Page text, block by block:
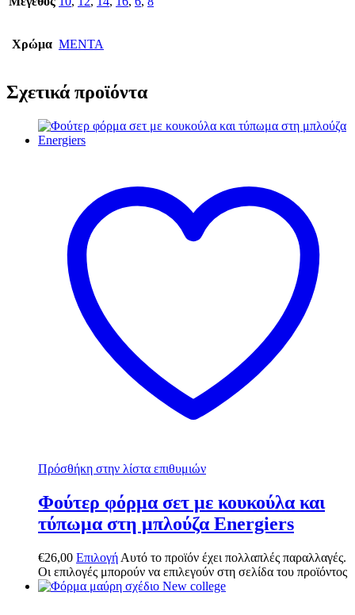
Χρώμα ΜΕΝΤΑ
Σχετικά προϊόντα
Πρόσθήκη στην λίστα επιθυμιών
Φούτερ φόρμα σετ με κουκούλα και
τύπωμα στη μπλούζα Energiers
€26,00 Επιλογή Αυτό το προϊόν έχει πολλαπλές παραλλαγές.
Οι επιλογές μπορούν να επιλεγούν στη σελίδα του προϊόντος